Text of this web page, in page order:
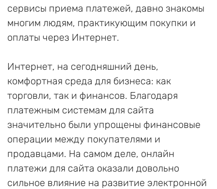
сервисы приема платежей, давно знакомы
многим людям, практикующим покупки и
оплаты через Интернет.
Интернет, на сегодняшний день,
комфортная среда для бизнеса: как
торговли, так и финансов. Благодаря
платежным системам для сайта
значительно были упрощены финансовые
операции между покупателями и
продавцами. На самом деле, онлайн
платежи для сайта оказали довольно
сильное влияние на развитие электронной